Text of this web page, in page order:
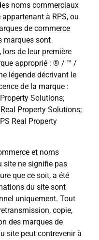
noms commerciaux
à RPS, ou
de commerce
marques sont
de leur première
approprié : ® / ™ /
légende décrivant le
de la marque :
Solutions;
Property Solutions;
Real Property
et noms
site ne signifie pas
que ce soit, a été
du site sont
uniquement. Tout
copie,
des marques de
site peut contrevenir à